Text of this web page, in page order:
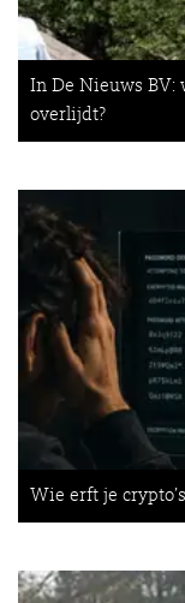
In De Nieuws BV:
overlijdt?
Wie erft je